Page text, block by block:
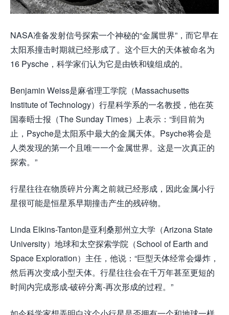
NASA准备发射信号探索一个神秘的“金属世界”，而它早在
太阳系撞击时期就已经形成了。这个巨大的天体被命名为
16 Pysche，科学家们认为它是由铁和镍组成的。
Benjamin Weiss是麻省理工学院（Massachusetts
Institute of Technology）行星科学系的一名教授，他在英
国泰晤士报（The Sunday Times）上表示：“到目前为
止，Psyche是太阳系中最大的金属天体。Psyche将会是
人类发现的第一个且唯一一个金属世界。这是一次真正的
探索。”
行星往往在物质碎片分离之前就已经形成，因此金属小行
星很可能是恒星系早期撞击产生的残碎物。
Linda Elkins-Tanton是亚利桑那州立大学（Arizona State
University）地球和太空探索学院（School of Earth and
Space Exploration）主任，他说：“巨型天体经常会爆炸，
然后再次变成小型天体。行星往往会在千万年甚至更短的
时间内完成形成-破碎分离-再次形成的过程。”